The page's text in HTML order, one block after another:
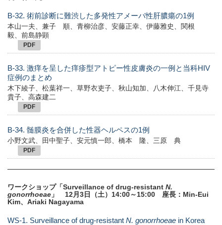
B-32. 術前診断に難渋した多発性アメーバ性肝膿瘍の1例
本山一夫、兼子 順、青柳治彦、安藤正幸、伊藤雅史、関根
毅、前島静顕
PDF
B-33. 激痒を呈した痒疹型アトピー性皮膚炎の一例と当科HIV
症例のまとめ
木下綾子、松葉祥一、草野衣吏子、秋山知加、八木伸江、千見寺
貴子、高森建二
PDF
B-34. 髄膜炎を合併した性器ヘルペスの1例
小野文武、田中聖子、安元慎一郎、橋本 隆、三原 典
PDF
ワークショップ「Surveillance of drug-resistant N.
gonorrhoeae 」 12月3日（土）14:00～15:00 座長：Min-Eui
Kim、Ariaki Nagayama
WS-1. Surveillance of drug-resistant N. gonorrhoeae in Korea